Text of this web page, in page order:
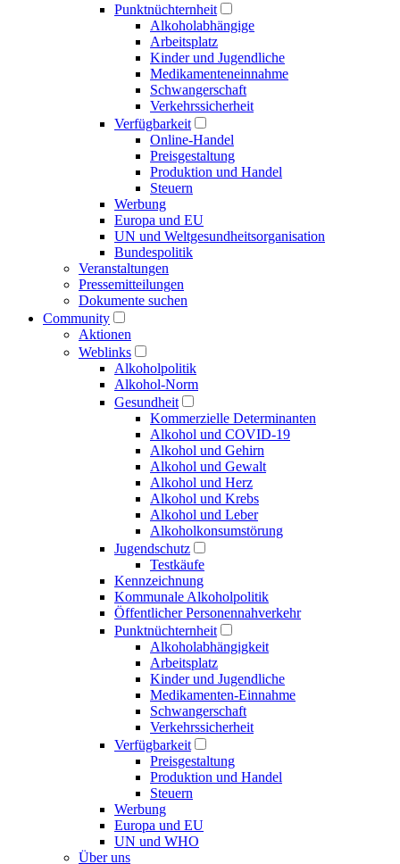
Punkt­nüchternheit
Alkohol­abhängige
Arbeitsplatz
Kinder und Jugendliche
Medikamenten­einnahme
Schwangerschaft
Verkehrs­sicherheit
Verfügbarkeit
Online-Handel
Preisgestaltung
Produktion und Handel
Steuern
Werbung
Europa und EU
UN und Welt­gesundheits­organisation
Bundespolitik
Veranstaltungen
Presse­mitteilungen
Dokumente suchen
Community
Aktionen
Weblinks
Alkoholpolitik
Alkohol-Norm
Gesundheit
Kommerzielle Determinanten
Alkohol und COVID-19
Alkohol und Gehirn
Alkohol und Gewalt
Alkohol und Herz
Alkohol und Krebs
Alkohol und Leber
Alkoholkonsumstörung
Jugendschutz
Testkäufe
Kennzeichnung
Kommunale Alkoholpolitik
Öffentlicher Personennahverkehr
Punktnüchternheit
Alkoholabhängigkeit
Arbeitsplatz
Kinder und Jugendliche
Medikamenten-Einnahme
Schwangerschaft
Verkehrssicherheit
Verfügbarkeit
Preisgestaltung
Produktion und Handel
Steuern
Werbung
Europa und EU
UN und WHO
Über uns